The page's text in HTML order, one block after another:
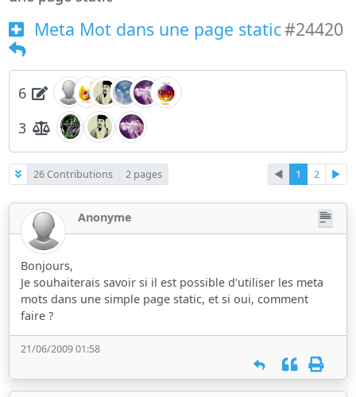
Meta Mot dans une page static#24420
6
3
26 Contributions 2 pages ◄ 1 2 ►
Anonyme
Bonjours,
Je souhaiterais savoir si il est possible d'utiliser les meta
mots dans une simple page static, et si oui, comment
faire ?
21/06/2009 01:58